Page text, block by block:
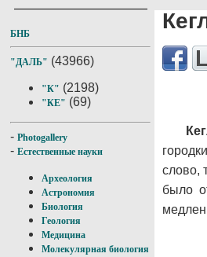
БНБ
"ДАЛЬ" (43966)
"К" (2198)
"КЕ" (69)
- Photogallery
- Естественные науки
Археология
Астрономия
Биология
Геология
Медицина
Молекулярная биология
слово,
было